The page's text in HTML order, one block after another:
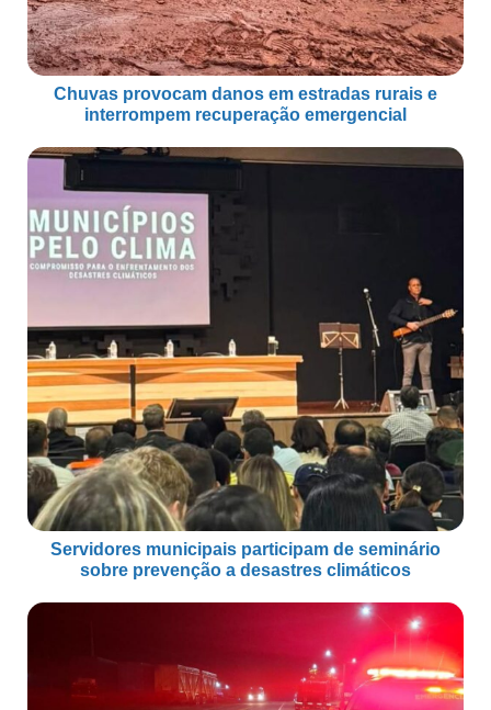
Chuvas provocam danos em estradas rurais e
interrompem recuperação emergencial
Servidores municipais participam de seminário
sobre prevenção a desastres climáticos